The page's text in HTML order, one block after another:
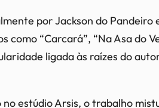
por Jackson do Pandeiro
como “Carcará”, “Na Asa do
ligada às raízes do
estúdio Arsis, o trabalho